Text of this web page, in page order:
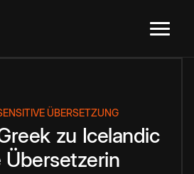
ÜBERSETZUNG
zu Icelandic
Übersetzerin